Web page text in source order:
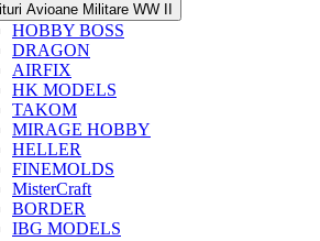
Avioane Militare WW II
HOBBY BOSS
DRAGON
AIRFIX
HK MODELS
TAKOM
MIRAGE HOBBY
HELLER
FINEMOLDS
MisterCraft
BORDER
IBG MODELS